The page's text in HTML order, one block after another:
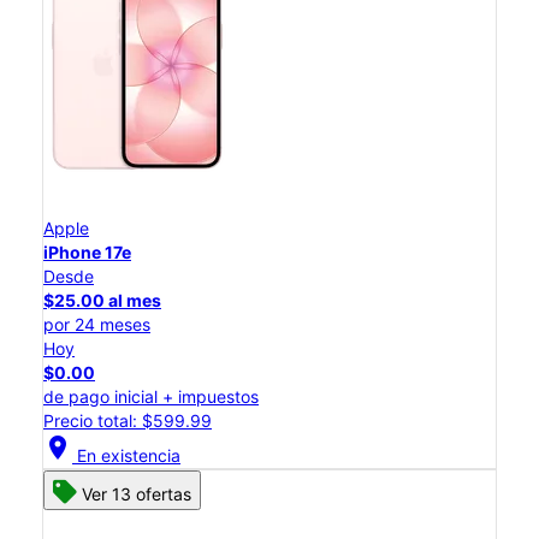
Apple
iPhone 17e
Desde
$25.00 al mes
por 24 meses
Hoy
$0.00
de pago inicial + impuestos
Precio total: $599.99
location_on En existencia
Ver 13 ofertas